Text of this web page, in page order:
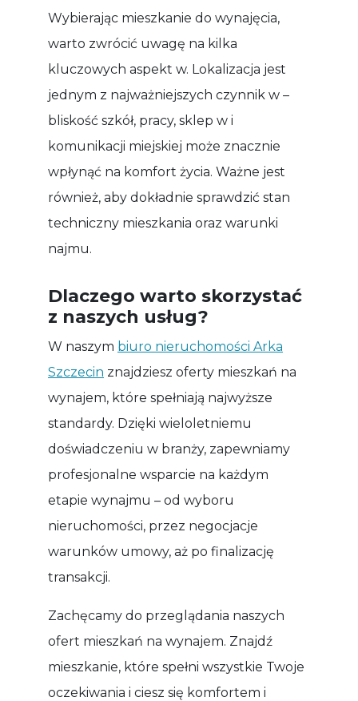
Wybierając mieszkanie do wynajęcia,
warto zwrócić uwagę na kilka
kluczowych aspekt w. Lokalizacja jest
jednym z najważniejszych czynnik w –
bliskość szkół, pracy, sklep w i
komunikacji miejskiej może znacznie
wpłynąć na komfort życia. Ważne jest
również, aby dokładnie sprawdzić stan
techniczny mieszkania oraz warunki
najmu.
Dlaczego warto skorzystać
z naszych usług?
W naszym biuro nieruchomości Arka
Szczecin znajdziesz oferty mieszkań na
wynajem, które spełniają najwyższe
standardy. Dzięki wieloletniemu
doświadczeniu w branży, zapewniamy
profesjonalne wsparcie na każdym
etapie wynajmu – od wyboru
nieruchomości, przez negocjacje
warunków umowy, aż po finalizację
transakcji.
Zachęcamy do przeglądania naszych
ofert mieszkań na wynajem. Znajdź
mieszkanie, które spełni wszystkie Twoje
oczekiwania i ciesz się komfortem i